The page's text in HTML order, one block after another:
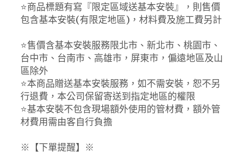
⭐️商品標題有寫『限定區域送基本安裝』，則售價
包含基本安裝(有限定地區)，材料費及施工費另計
⭐️售價含基本安裝服務限北市、新北市、桃園市、
台中市、台南市、高雄市，屏東市，偏遠地區及山
區除外
⭐️本商品贈送基本安裝服務，如不需安裝，恕不另
行退費，本公司保留寄送到指定地區的權限
⭐️基本安裝不包含現場額外使用的管材費，額外管
材費用需由客自行負擔
※【下單提醒】※